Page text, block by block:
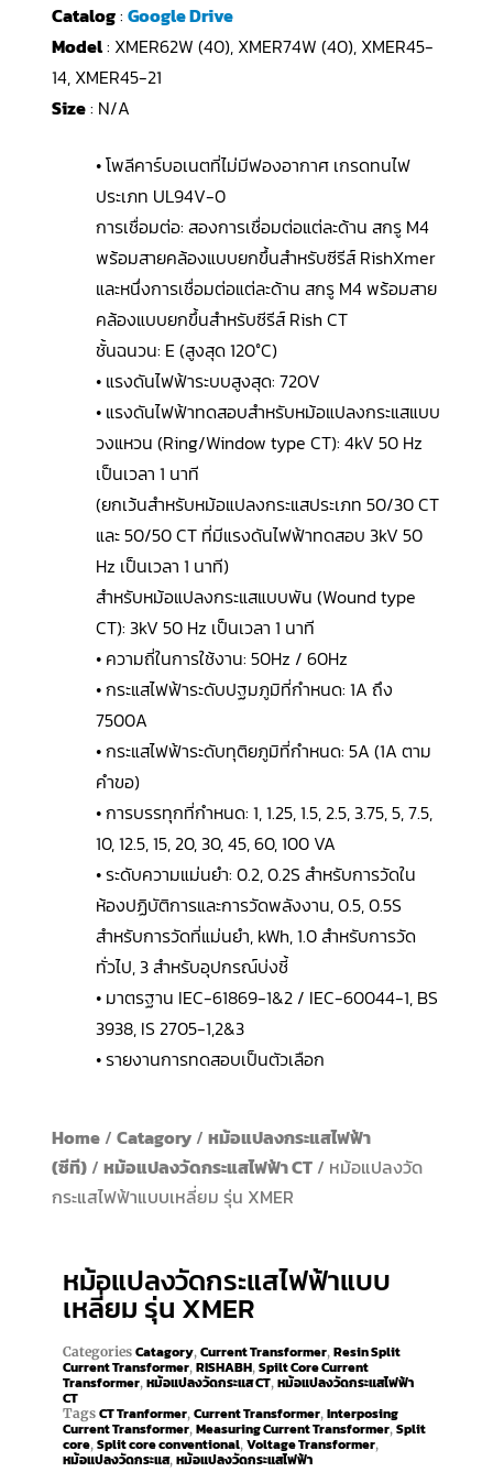
Catalog: Google Drive
Model: XMER62W (40), XMER74W (40), XMER45-
14, XMER45-21
Size: N/A
• โพลีคาร์บอเนตที่ไม่มีฟองอากาศ เกรดทนไฟ
ประเภท UL94V-0
การเชื่อมต่อ: สองการเชื่อมต่อแต่ละด้าน สกรู M4
พร้อมสายคล้องแบบยกขึ้นสำหรับซีรีส์ RishXmer
และหนึ่งการเชื่อมต่อแต่ละด้าน สกรู M4 พร้อมสาย
คล้องแบบยกขึ้นสำหรับซีรีส์ Rish CT
ชั้นฉนวน: E (สูงสุด 120°C)
• แรงดันไฟฟ้าระบบสูงสุด: 720V
• แรงดันไฟฟ้าทดสอบสำหรับหม้อแปลงกระแสแบบ
วงแหวน (Ring/Window type CT): 4kV 50 Hz
เป็นเวลา 1 นาที
(ยกเว้นสำหรับหม้อแปลงกระแสประเภท 50/30 CT
และ 50/50 CT ที่มีแรงดันไฟฟ้าทดสอบ 3kV 50
Hz เป็นเวลา 1 นาที)
สำหรับหม้อแปลงกระแสแบบพัน (Wound type
CT): 3kV 50 Hz เป็นเวลา 1 นาที
• ความถี่ในการใช้งาน: 50Hz / 60Hz
• กระแสไฟฟ้าระดับปฐมภูมิที่กำหนด: 1A ถึง
7500A
• กระแสไฟฟ้าระดับทุติยภูมิที่กำหนด: 5A (1A ตาม
คำขอ)
• การบรรทุกที่กำหนด: 1, 1.25, 1.5, 2.5, 3.75, 5, 7.5,
10, 12.5, 15, 20, 30, 45, 60, 100 VA
• ระดับความแม่นยำ: 0.2, 0.2S สำหรับการวัดใน
ห้องปฏิบัติการและการวัดพลังงาน, 0.5, 0.5S
สำหรับการวัดที่แม่นยำ, kWh, 1.0 สำหรับการวัด
ทั่วไป, 3 สำหรับอุปกรณ์บ่งชี้
• มาตรฐาน IEC-61869-1&2 / IEC-60044-1, BS
3938, IS 2705-1,2&3
• รายงานการทดสอบเป็นตัวเลือก
Home/ Catagory/ หม้อแปลงกระแสไฟฟ้า
(ซีที)/ หม้อแปลงวัดกระแสไฟฟ้า CT/ หม้อแปลงวัด
กระแสไฟฟ้าแบบเหลี่ยม รุ่น XMER
หม้อแปลงวัดกระแสไฟฟ้าแบบ
เหลี่ยม รุ่น XMER
Categories Catagory, Current Transformer, Resin Split
Current Transformer, RISHABH, Spilt Core Current
Transformer, หม้อแปลงวัดกระแส CT, หม้อแปลงวัดกระแสไฟฟ้า
CT
Tags CT Tranformer, Current Transformer, Interposing
Current Transformer, Measuring Current Transformer, Split
core, Split core conventional, Voltage Transformer,
หม้อแปลงวัดกระแส, หม้อแปลงวัดกระแสไฟฟ้า